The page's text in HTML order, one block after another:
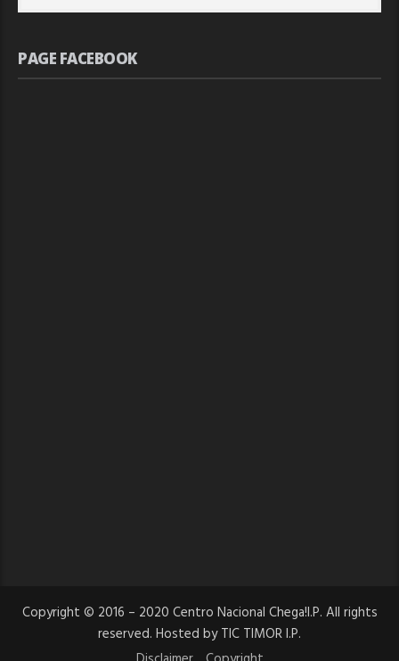
PAGE FACEBOOK
Copyright © 2016 – 2020 Centro Nacional Chega!I.P. All rights
reserved. Hosted by TIC TIMOR I.P.